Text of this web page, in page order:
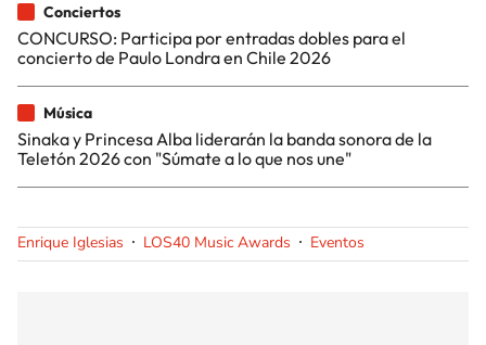
Conciertos
CONCURSO: Participa por entradas dobles para el
concierto de Paulo Londra en Chile 2026
Música
Sinaka y Princesa Alba liderarán la banda sonora de la
Teletón 2026 con "Súmate a lo que nos une"
Enrique Iglesias LOS40 Music Awards Eventos